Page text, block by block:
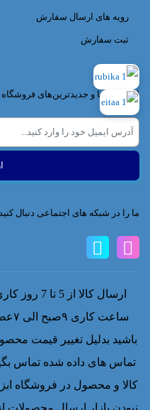
رویه های ارسال سفارش
ثبت سفارش
از تخفیف‌ها و جدیدترین‌های فروشگاه
ما را در شبکه های اجتماعی دنبال
ارسال کالا
باشید بدلیل تغییر قیمت
تماس های داده شده تماس
کالا و محصول در فروشگاه